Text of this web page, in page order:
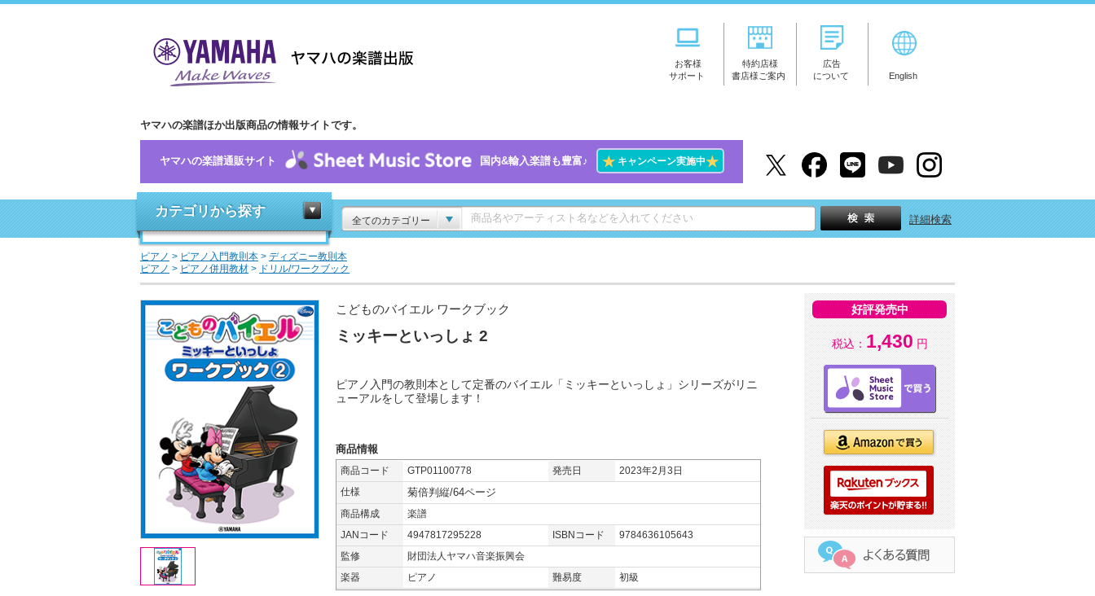
お客様
サポート
特約店様
書店様ご案内
広告
について
English
ヤマハの楽譜ほか出版商品の情報サイトです。
ヤマハの楽譜通販サイト 国内&輸入楽譜も豊富♪ ★キャンペーン実施中★
カテゴリから探す
全てのカテゴリー 詳細検索
ピアノ > ピアノ入門教則本 > ディズニー教則本
ピアノ > ピアノ併用教材 > ドリル/ワークブック
こどものバイエル ワークブック
ミッキーといっしょ 2
ピアノ入門の教則本として定番のバイエル「ミッキーといっしょ」シリーズがリニ
ューアルをして登場します！
商品情報
商品コード GTP01100778 発売日
2023年2月3日
仕様
菊倍判縦/64ページ
商品構成
楽譜
JANコード
4947817295228 ISBNコード
9784636105643
監修
財団法人ヤマハ音楽振興会
楽器
ピアノ 難易度 初級
好評発売中
税込： 1,430 円